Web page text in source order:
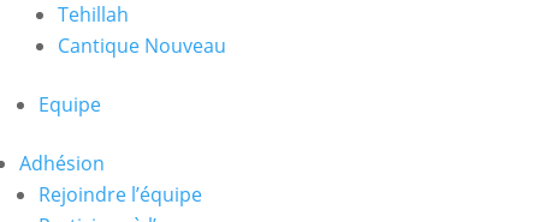
Tehillah
Cantique Nouveau
Equipe
Adhésion
Rejoindre l’équipe